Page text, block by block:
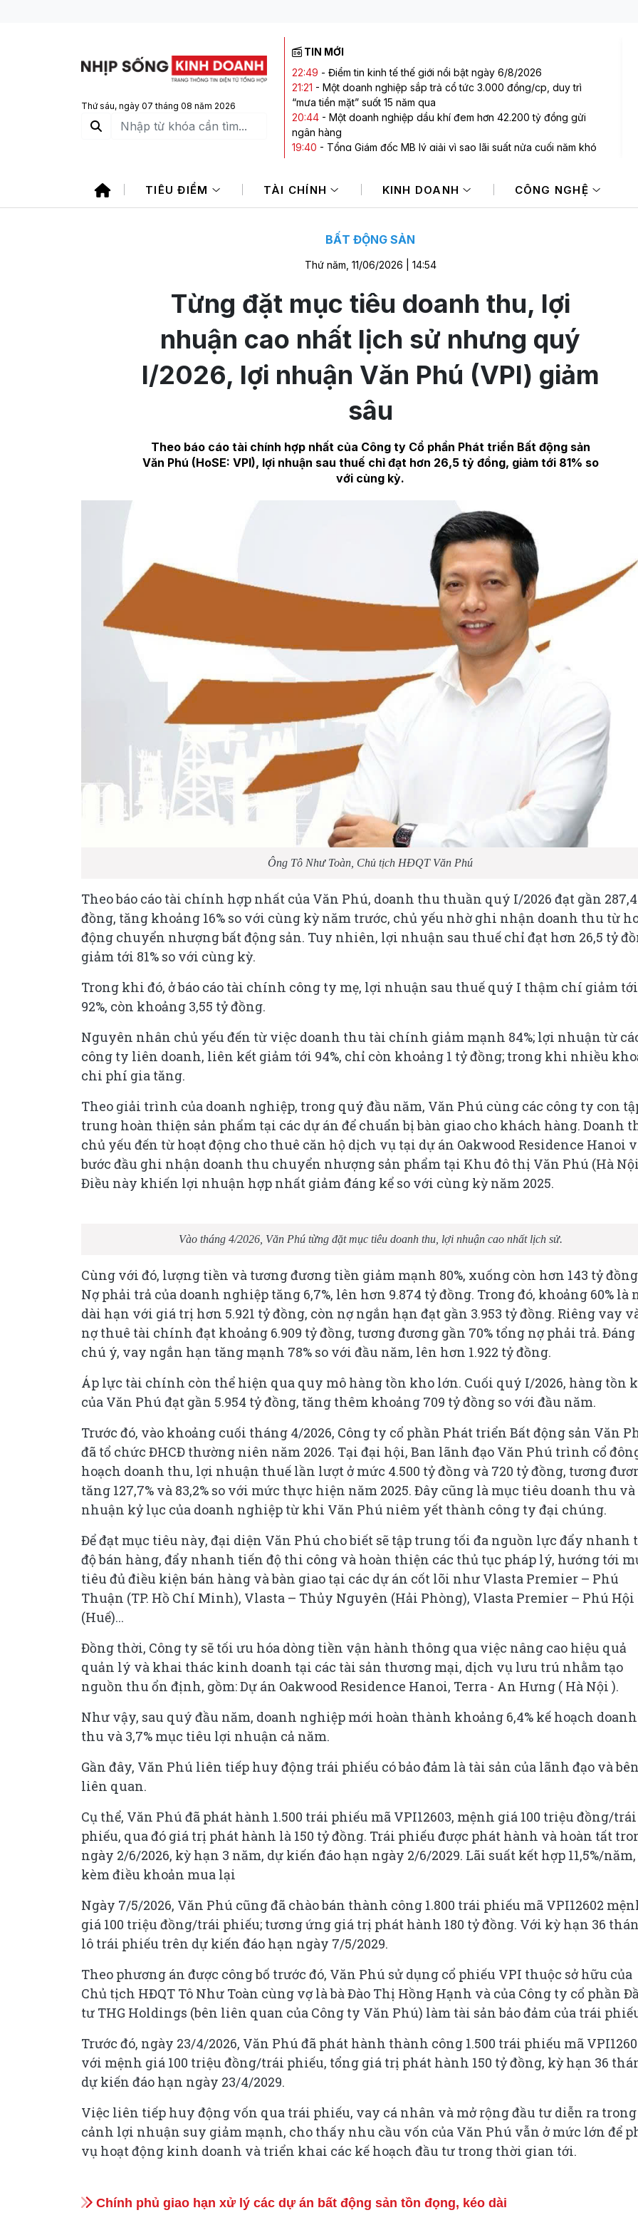
Thứ sáu, ngày 07 tháng 08 năm 2026
TIN MỚI
22:49 - Điểm tin kinh tế thế giới nổi bật ngày 6/8/2026
21:21 - Một doanh nghiệp sắp trả cổ tức 3.000 đồng/cp, duy trì
“mưa tiền mặt” suốt 15 năm qua
20:44 - Một doanh nghiệp dầu khí đem hơn 42.200 tỷ đồng gửi
ngân hàng
19:40 - Tổng Giám đốc MB lý giải vì sao lãi suất nửa cuối năm khó
sản với slogan nổi tiếng “có làm thì mới có ăn”
17:45-Một cổ phiếu bị tự doanh CTCK bán ròng 200 tỷ đồng
TIÊU ĐIỂM TÀI CHÍNH KINH DOANH CÔNG NGHỆ
BẤT ĐỘNG SẢN
Thứ năm, 11/06/2026 | 14:54
Từng đặt mục tiêu doanh thu, lợi
nhuận cao nhất lịch sử nhưng quý
I/2026, lợi nhuận Văn Phú (VPI) giảm
sâu
Theo báo cáo tài chính hợp nhất của Công ty Cổ phần Phát triển Bất động sản
Văn Phú (HoSE: VPI), lợi nhuận sau thuế chỉ đạt hơn 26,5 tỷ đồng, giảm tới 81% so
với cùng kỳ.
Ông Tô Như Toàn, Chủ tịch HĐQT Văn Phú
Theo báo cáo tài chính hợp nhất của Văn Phú, doanh thu thuần quý I/2026 đạt gần
đồng, tăng khoảng 16% so với cùng kỳ năm trước, chủ yếu nhờ ghi nhận doanh thu từ
động chuyển nhượng bất động sản. Tuy nhiên, lợi nhuận sau thuế chỉ đạt hơn 26,5 tỷ
giảm tới 81% so với cùng kỳ.
Trong khi đó, ở báo cáo tài chính công ty mẹ, lợi nhuận sau thuế quý I thậm chí giảm tới
92%, còn khoảng 3,55 tỷ đồng.
Nguyên nhân chủ yếu đến từ việc doanh thu tài chính giảm mạnh 84%; lợi nhuận từ
công ty liên doanh, liên kết giảm tới 94%, chỉ còn khoảng 1 tỷ đồng; trong khi nhiều
chi phí gia tăng.
Theo giải trình của doanh nghiệp, trong quý đầu năm, Văn Phú cùng các công ty con
trung hoàn thiện sản phẩm tại các dự án để chuẩn bị bàn giao cho khách hàng. Doanh
chủ yếu đến từ hoạt động cho thuê căn hộ dịch vụ tại dự án Oakwood Residence Hanoi
bước đầu ghi nhận doanh thu chuyển nhượng sản phẩm tại Khu đô thị Văn Phú (Hà
Điều này khiến lợi nhuận hợp nhất giảm đáng kể so với cùng kỳ năm 2025.
Vào tháng 4/2026, Văn Phú từng đặt mục tiêu doanh thu, lợi nhuận cao nhất lịch sử.
Cùng với đó, lượng tiền và tương đương tiền giảm mạnh 80%, xuống còn hơn 143 tỷ
Nợ phải trả của doanh nghiệp tăng 6,7%, lên hơn 9.874 tỷ đồng. Trong đó, khoảng 60% là
dài hạn với giá trị hơn 5.921 tỷ đồng, còn nợ ngắn hạn đạt gần 3.953 tỷ đồng. Riêng vay
nợ thuê tài chính đạt khoảng 6.909 tỷ đồng, tương đương gần 70% tổng nợ phải trả. Đáng
chú ý, vay ngắn hạn tăng mạnh 78% so với đầu năm, lên hơn 1.922 tỷ đồng.
Áp lực tài chính còn thể hiện qua quy mô hàng tồn kho lớn. Cuối quý I/2026, hàng tồn
của Văn Phú đạt gần 5.954 tỷ đồng, tăng thêm khoảng 709 tỷ đồng so với đầu năm.
Trước đó, vào khoảng cuối tháng 4/2026, Công ty cổ phần Phát triển Bất động sản Văn
đã tổ chức ĐHCĐ thường niên năm 2026. Tại đại hội, Ban lãnh đạo Văn Phú trình cổ
hoạch doanh thu, lợi nhuận thuế lần lượt ở mức 4.500 tỷ đồng và 720 tỷ đồng, tương
tăng 127,7% và 83,2% so với mức thực hiện năm 2025. Đây cũng là mục tiêu doanh thu
nhuận kỷ lục của doanh nghiệp từ khi Văn Phú niêm yết thành công ty đại chúng.
Để đạt mục tiêu này, đại diện Văn Phú cho biết sẽ tập trung tối đa nguồn lực đẩy nhanh
độ bán hàng, đẩy nhanh tiến độ thi công và hoàn thiện các thủ tục pháp lý, hướng tới
tiêu đủ điều kiện bán hàng và bàn giao tại các dự án cốt lõi như Vlasta Premier – Phú
Thuận (TP. Hồ Chí Minh), Vlasta – Thủy Nguyên (Hải Phòng), Vlasta Premier – Phú Hội
(Huế)...
Đồng thời, Công ty sẽ tối ưu hóa dòng tiền vận hành thông qua việc nâng cao hiệu quả
quản lý và khai thác kinh doanh tại các tài sản thương mại, dịch vụ lưu trú nhằm tạo
nguồn thu ổn định, gồm: Dự án Oakwood Residence Hanoi, Terra - An Hưng ( Hà Nội ).
Như vậy, sau quý đầu năm, doanh nghiệp mới hoàn thành khoảng 6,4% kế hoạch doanh
thu và 3,7% mục tiêu lợi nhuận cả năm.
Gần đây, Văn Phú liên tiếp huy động trái phiếu có bảo đảm là tài sản của lãnh đạo và bên
liên quan.
Cụ thể, Văn Phú đã phát hành 1.500 trái phiếu mã VPI12603, mệnh giá 100 triệu đồng/trái
phiếu, qua đó giá trị phát hành là 150 tỷ đồng. Trái phiếu được phát hành và hoàn tất
ngày 2/6/2026, kỳ hạn 3 năm, dự kiến đáo hạn ngày 2/6/2029. Lãi suất kết hợp 11,5%/năm,
kèm điều khoản mua lại
Ngày 7/5/2026, Văn Phú cũng đã chào bán thành công 1.800 trái phiếu mã VPI12602
giá 100 triệu đồng/trái phiếu; tương ứng giá trị phát hành 180 tỷ đồng. Với kỳ hạn 36
lô trái phiếu trên dự kiến đáo hạn ngày 7/5/2029.
Theo phương án được công bố trước đó, Văn Phú sử dụng cổ phiếu VPI thuộc sở hữu của
Chủ tịch HĐQT Tô Như Toàn cùng vợ là bà Đào Thị Hồng Hạnh và của Công ty cổ phần
tư THG Holdings (bên liên quan của Công ty Văn Phú) làm tài sản bảo đảm của trái
Trước đó, ngày 23/4/2026, Văn Phú đã phát hành thành công 1.500 trái phiếu mã
với mệnh giá 100 triệu đồng/trái phiếu, tổng giá trị phát hành 150 tỷ đồng, kỳ hạn 36
dự kiến đáo hạn ngày 23/4/2029.
Việc liên tiếp huy động vốn qua trái phiếu, vay cá nhân và mở rộng đầu tư diễn ra
cảnh lợi nhuận suy giảm mạnh, cho thấy nhu cầu vốn của Văn Phú vẫn ở mức lớn để
vụ hoạt động kinh doanh và triển khai các kế hoạch đầu tư trong thời gian tới.
Chính phủ giao hạn xử lý các dự án bất động sản tồn đọng, kéo dài